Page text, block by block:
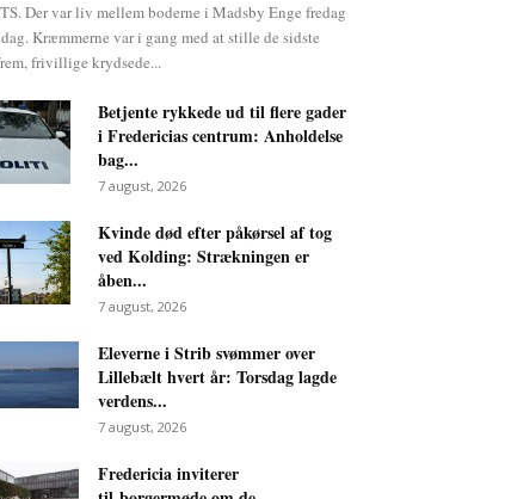
Der var liv mellem boderne i Madsby Enge fredag
Kræmmerne var i gang med at stille de sidste
frivillige krydsede...
Betjente rykkede ud til flere gader
i Fredericias centrum: Anholdelse
bag...
7 august, 2026
Kvinde død efter påkørsel af tog
ved Kolding: Strækningen er
åben...
7 august, 2026
Eleverne i Strib svømmer over
Lillebælt hvert år: Torsdag lagde
verdens...
7 august, 2026
Fredericia inviterer